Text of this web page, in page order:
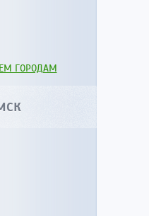
ГОРОДАМ